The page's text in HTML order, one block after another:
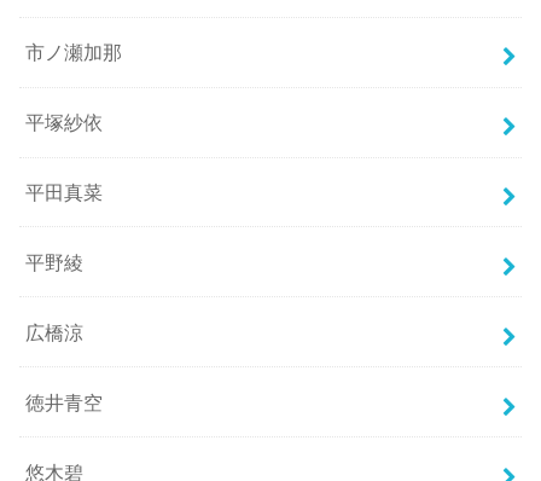
市ノ瀬加那
平塚紗依
平田真菜
平野綾
広橋涼
徳井青空
悠木碧